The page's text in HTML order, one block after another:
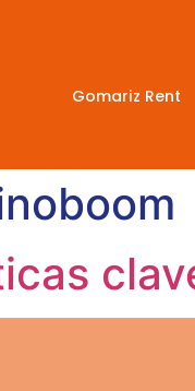
Gomariz Rent